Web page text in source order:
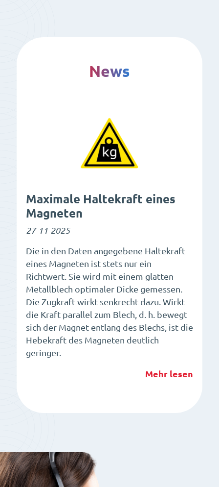
News
Maximale Haltekraft eines
Magneten
27-11-2025
Die in den Daten angegebene Haltekraft
eines Magneten ist stets nur ein
Richtwert. Sie wird mit einem glatten
Metallblech optimaler Dicke gemessen.
Die Zugkraft wirkt senkrecht dazu. Wirkt
die Kraft parallel zum Blech, d. h. bewegt
sich der Magnet entlang des Blechs, ist die
Hebekraft des Magneten deutlich
geringer.
Mehr lesen